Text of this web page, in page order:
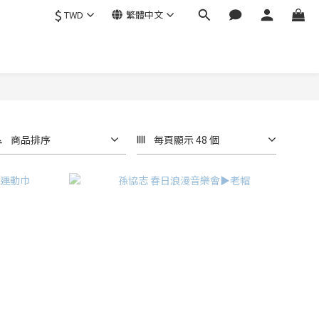
$ TWD 繁體中文
商品排序 每頁顯示 48 個